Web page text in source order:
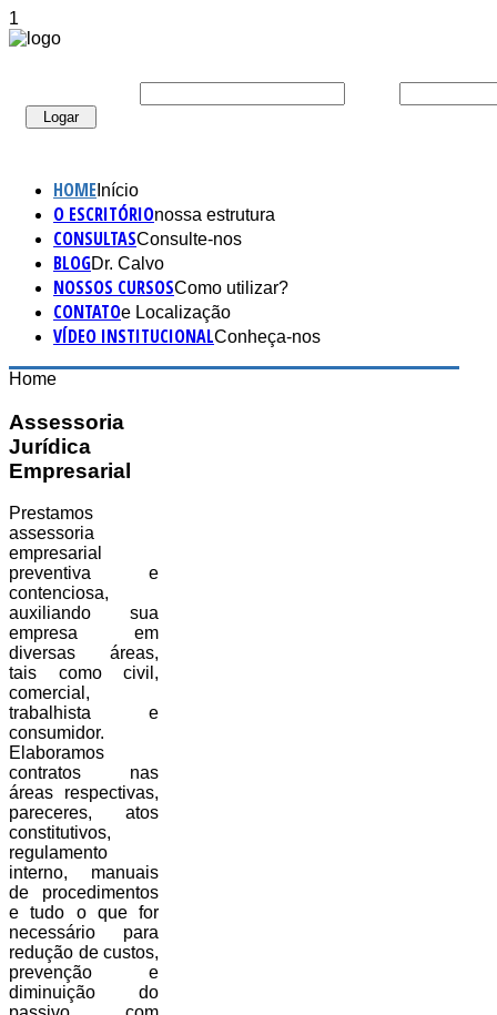
1
HOME Início
O ESCRITÓRIOnossa estrutura
CONSULTASConsulte-nos
BLOGDr. Calvo
NOSSOS CURSOSComo utilizar?
CONTATOe Localização
VÍDEO INSTITUCIONALConheça-nos
Home
Assessoria
Jurídica
Empresarial
Prestamos
assessoria
empresarial
preventiva e
contenciosa,
auxiliando sua
empresa em
diversas áreas,
tais como civil,
comercial,
trabalhista e
consumidor.
Elaboramos
contratos nas
áreas respectivas,
pareceres, atos
constitutivos,
regulamento
interno, manuais
de procedimentos
e tudo o que for
necessário para
redução de custos,
prevenção e
diminuição do